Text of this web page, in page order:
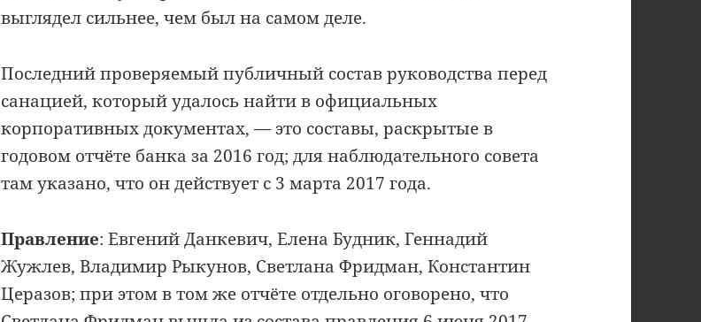
выглядел сильнее, чем был на самом деле.
Последний проверяемый публичный состав руководства перед
санацией, который удалось найти в официальных
корпоративных документах, — это составы, раскрытые в
годовом отчёте банка за 2016 год; для наблюдательного совета
там указано, что он действует с 3 марта 2017 года.
Правление: Евгений Данкевич, Елена Будник, Геннадий
Жужлев, Владимир Рыкунов, Светлана Фридман, Константин
Церазов; при этом в том же отчёте отдельно оговорено, что